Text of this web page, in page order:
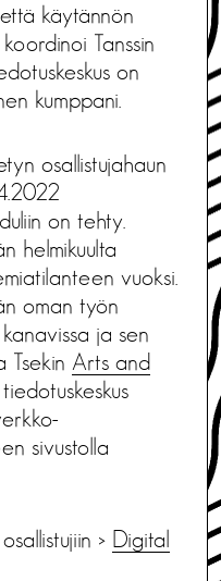
käytännön
Tanssin
on
kumppani.
osallistujahaun
on tehty.
helmikuulta
vuoksi.
oman työn
ja sen
Tsekin Arts and
tiedotuskeskus
sivustolla
> Digital